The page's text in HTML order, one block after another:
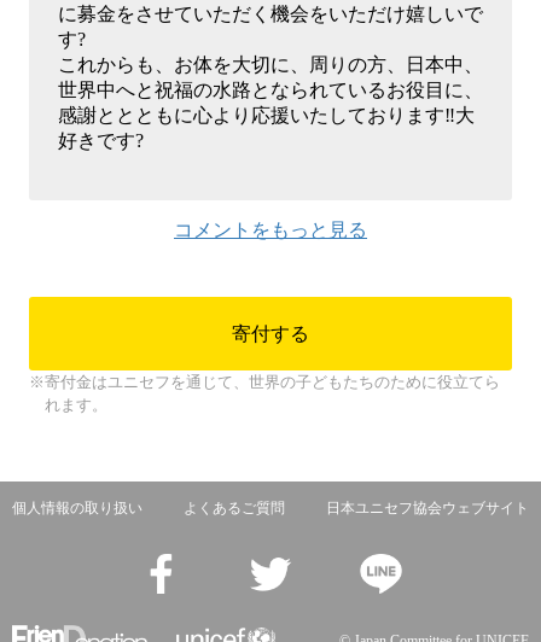
に募金をさせていただく機会をいただけ嬉しいで
す?
これからも、お体を大切に、周りの方、日本中、
世界中へと祝福の水路となられているお役目に、
感謝ととともに心より応援いたしております‼️大
好きです?
コメントをもっと見る
寄付する
寄付金はユニセフを通じて、世界の子どもたちのために役立てら
れます。
個人情報の取り扱い よくあるご質問 日本ユニセフ協会ウェブサイト